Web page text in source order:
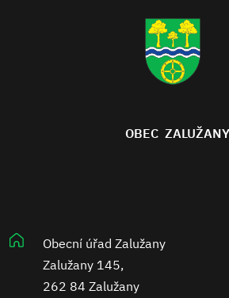
OBEC ZALUŽANY
Obecní úřad Zalužany
Zalužany 145,
262 84 Zalužany